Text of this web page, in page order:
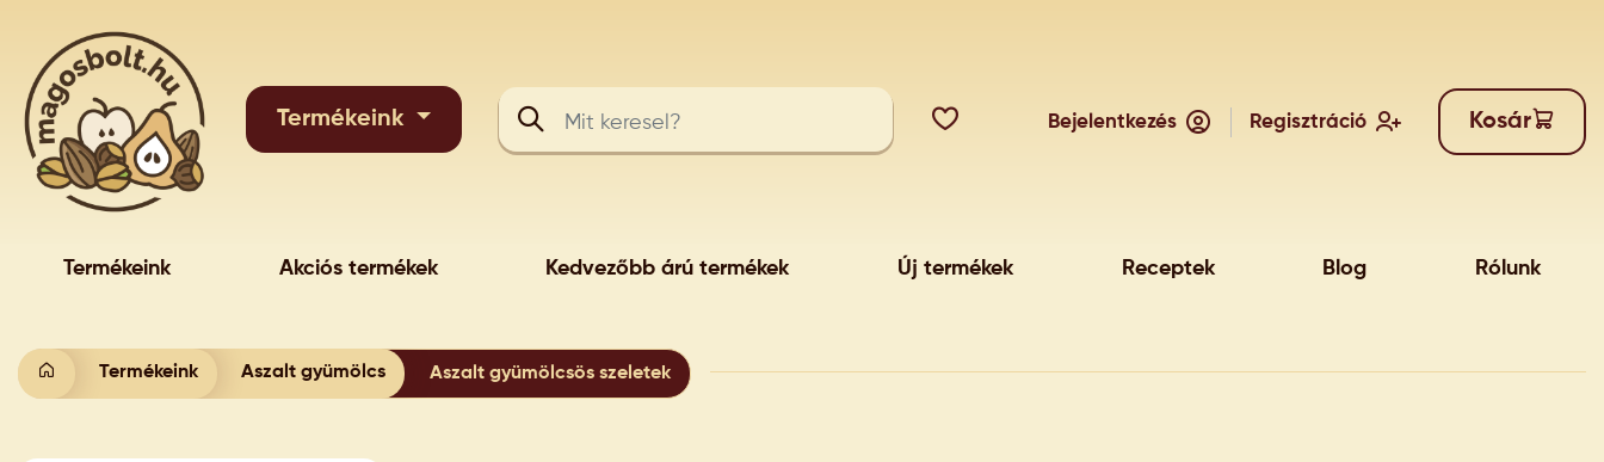
Termékeink Bejelentkezés Regisztráció Kosár
Termékeink Akciós termékek Kedvezőbb árú termékek Új termékek Receptek Blog Rólunk
Termékeink Aszalt gyümölcs Aszalt gyümölcsös szeletek